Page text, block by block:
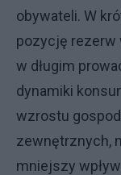
obywateli. W
pozycję rezerw
w długim
dynamiki
wzrostu
zewnętrznych,
mniejszy